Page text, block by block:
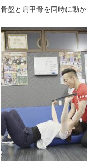
骨盤と肩甲骨を同時に動